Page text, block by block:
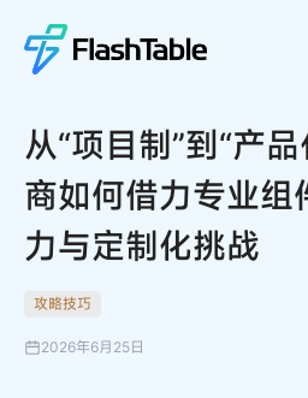
从“项目制”到“产
商如何借力专业组
力与定制化挑战
攻略技巧
2026年6月25日